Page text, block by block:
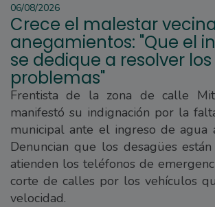
06/08/2026
Crece el malestar
anegamientos: "Que el
se dedique a resolver los
problemas"
Frentista de la zona de calle
manifestó su indignación por la
municipal ante el ingreso de agua
Denuncian que los desagües
atienden los teléfonos de
corte de calles por los vehículos
velocidad.